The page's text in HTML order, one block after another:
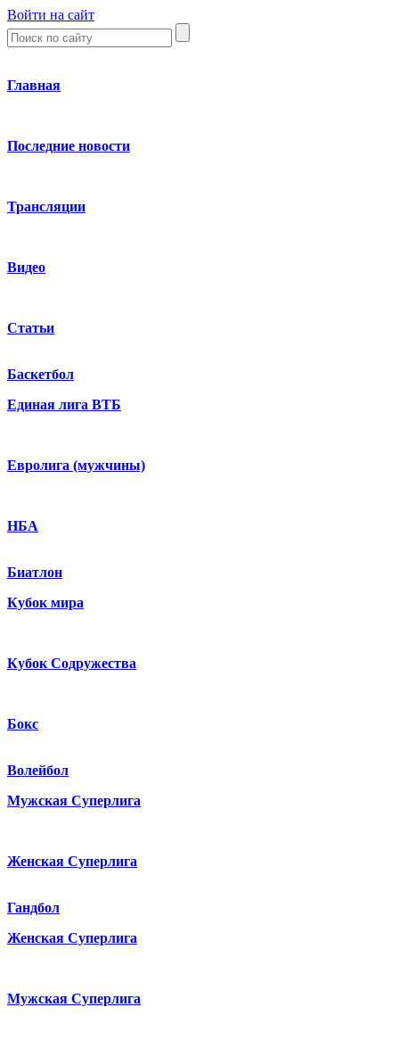
Войти на сайт
Главная
Последние новости
Трансляции
Видео
Статьи
Баскетбол
Единая лига ВТБ
Евролига (мужчины)
НБА
Биатлон
Кубок мира
Кубок Содружества
Бокс
Волейбол
Мужская Суперлига
Женская Суперлига
Гандбол
Женская Суперлига
Мужская Суперлига